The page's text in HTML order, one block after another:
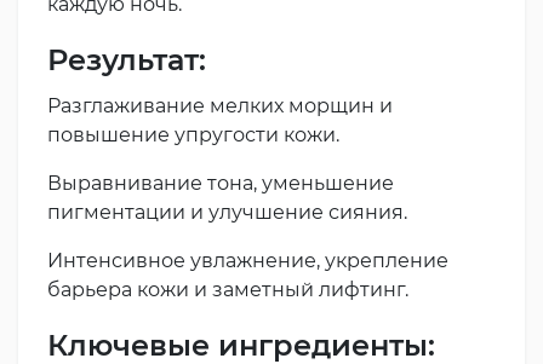
Результат:
Разглаживание мелких морщин и
повышение упругости кожи.
Выравнивание тона, уменьшение
пигментации и улучшение сияния.
Интенсивное увлажнение, укрепление
барьера кожи и заметный лифтинг.
Ключевые ингредиенты: